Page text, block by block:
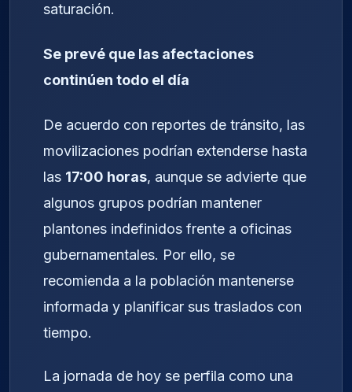
saturación.
Se prevé que las afectaciones
continúen todo el día
De acuerdo con reportes de tránsito, las
movilizaciones podrían extenderse hasta
las 17:00 horas, aunque se advierte que
algunos grupos podrían mantener
plantones indefinidos frente a oficinas
gubernamentales. Por ello, se
recomienda a la población mantenerse
informada y planificar sus traslados con
tiempo.
La jornada de hoy se perfila como una